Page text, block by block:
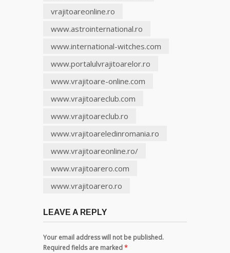
vrajitoareonline.ro
www.astrointernational.ro
www.international-witches.com
www.portalulvrajitoarelor.ro
www.vrajitoare-online.com
www.vrajitoareclub.com
www.vrajitoareclub.ro
www.vrajitoareledinromania.ro
www.vrajitoareonline.ro/
www.vrajitoarero.com
www.vrajitoarero.ro
LEAVE A REPLY
Your email address will not be published.
Required fields are marked*